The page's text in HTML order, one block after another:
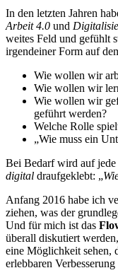
In den letzten Jahren
Arbeit 4.0 und
weites Feld und gefühlt
irgendeiner Form auf
Wie wollen wir
Wie wollen wir
Wie wollen wir
geführt werden?
Welche Rolle
„Wie muss ein
Bei Bedarf wird auf jede
digital draufgeklebt: „
Anfang 2016 habe ich
ziehen, was der
Und für mich ist das
überall diskutiert
eine Möglichkeit sehen,
erlebbaren